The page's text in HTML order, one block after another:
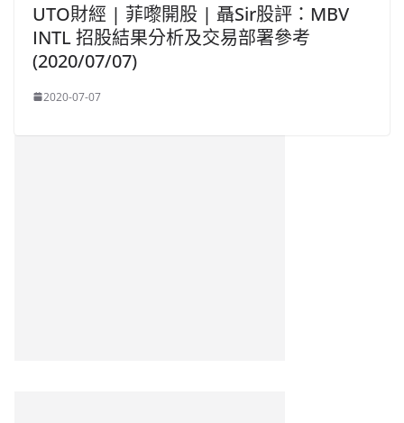
UTO財經 | 菲嚟開股 | 聶Sir股評：MBV
INTL 招股結果分析及交易部署參考
(2020/07/07)
2020-07-07